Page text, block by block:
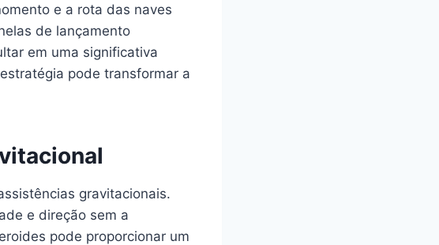
e a rota das naves
de lançamento
em uma significativa
pode transformar a
gravitacionais.
e direção sem a
pode proporcionar um